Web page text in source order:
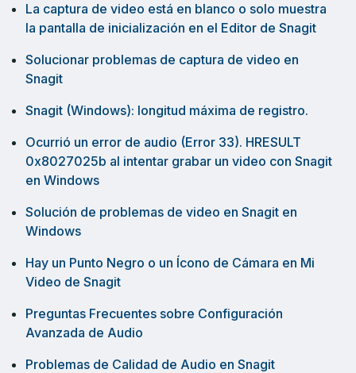
La captura de video está en blanco o solo muestra
la pantalla de inicialización en el Editor de Snagit
Solucionar problemas de captura de video en
Snagit
Snagit (Windows): longitud máxima de registro.
Ocurrió un error de audio (Error 33). HRESULT
0x8027025b al intentar grabar un video con Snagit
en Windows
Solución de problemas de video en Snagit en
Windows
Hay un Punto Negro o un Ícono de Cámara en Mi
Video de Snagit
Preguntas Frecuentes sobre Configuración
Avanzada de Audio
Problemas de Calidad de Audio en Snagit